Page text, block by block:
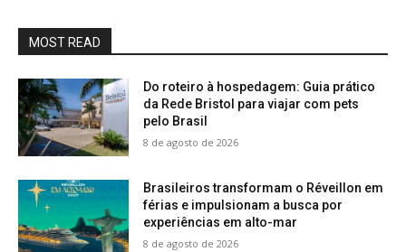
MOST READ
Do roteiro à hospedagem: Guia prático
da Rede Bristol para viajar com pets
pelo Brasil
8 de agosto de 2026
Brasileiros transformam o Réveillon em
férias e impulsionam a busca por
experiências em alto-mar
8 de agosto de 2026